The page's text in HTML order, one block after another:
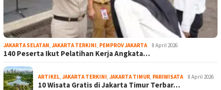
JAKARTA SELATAN, JAKARTA TERKINI, PEMPROV JAKARTA 8 April 2026
140 Peserta Ikut Pelatihan Kerja Angkata…
ARTIKEL, JAKARTA TERKINI, JAKARTA TIMUR, PARIWISATA 8 April 2026
10 Wisata Gratis di Jakarta Timur Terbar…